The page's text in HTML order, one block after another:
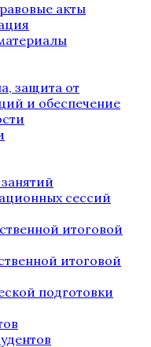
акты
защита от
и обеспечение
сессий
итоговой
итоговой
подготовки